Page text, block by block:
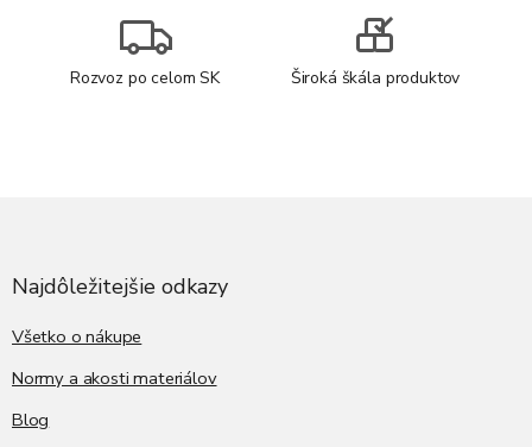
Rozvoz po celom SK Široká škála produktov
Najdôležitejšie odkazy
Všetko o nákupe
Normy a akosti materiálov
Blog